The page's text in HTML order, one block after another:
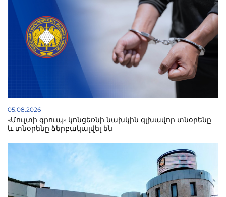
05.08.2026
«Մուլտի գրուպ» կոնցեռնի նախկին գլխավոր տնօրենը
և տնօրենը ձերբակալվել են